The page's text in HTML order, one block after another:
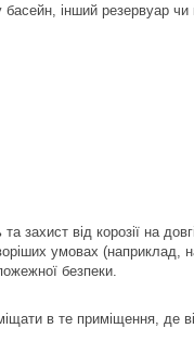
інший резервуар чи
захист від корозії на
умовах (наприклад,
безпеки.
в те приміщення, де